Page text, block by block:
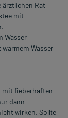
ärztlichen Rat
mit
Wasser
Wasser
mit fieberhaften
dann
wirken. Sollte